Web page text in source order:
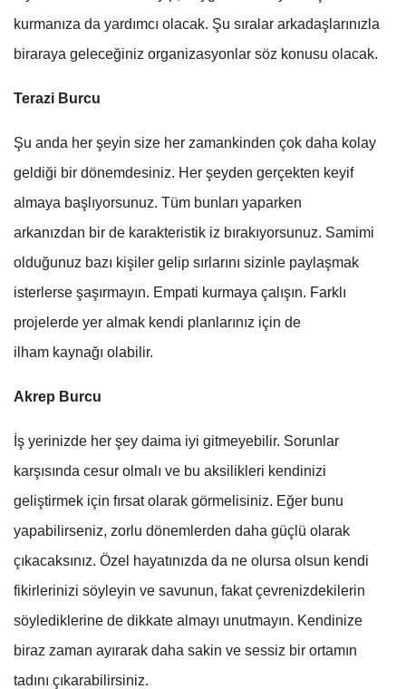
kurmanıza da yardımcı olacak. Şu sıralar arkadaşlarınızla
biraraya geleceğiniz organizasyonlar söz konusu olacak.
Terazi Burcu
Şu anda her şeyin size her zamankinden çok daha kolay
geldiği bir dönemdesiniz. Her şeyden gerçekten keyif
almaya başlıyorsunuz. Tüm bunları yaparken
arkanızdan bir de karakteristik iz bırakıyorsunuz. Samimi
olduğunuz bazı kişiler gelip sırlarını sizinle paylaşmak
isterlerse şaşırmayın. Empati kurmaya çalışın. Farklı
projelerde yer almak kendi planlarınız için de
ilham kaynağı olabilir.
Akrep Burcu
İş yerinizde her şey daima iyi gitmeyebilir. Sorunlar
karşısında cesur olmalı ve bu aksilikleri kendinizi
geliştirmek için fırsat olarak görmelisiniz. Eğer bunu
yapabilirseniz, zorlu dönemlerden daha güçlü olarak
çıkacaksınız. Özel hayatınızda da ne olursa olsun kendi
fikirlerinizi söyleyin ve savunun, fakat çevrenizdekilerin
söylediklerine de dikkate almayı unutmayın. Kendinize
biraz zaman ayırarak daha sakin ve sessiz bir ortamın
tadını çıkarabilirsiniz.